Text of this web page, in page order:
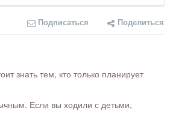
Подписаться Поделиться
знать тем, кто только планирует
Если вы ходили с детьми,